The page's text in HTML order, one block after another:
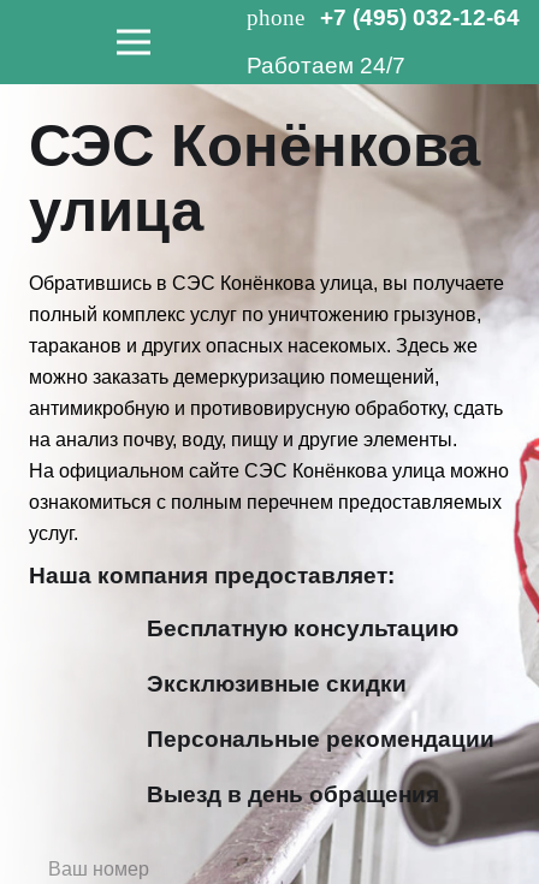
phone
+7 (495) 032-12-64
Работаем 24/7
СЭС Конёнкова
улица
Обратившись в СЭС Конёнкова улица, вы получаете
полный комплекс услуг по уничтожению грызунов,
тараканов и других опасных насекомых. Здесь же
можно заказать демеркуризацию помещений,
антимикробную и противовирусную обработку, сдать
на анализ почву, воду, пищу и другие элементы.
На официальном сайте СЭС Конёнкова улица можно
ознакомиться с полным перечнем предоставляемых
услуг.
Наша компания предоставляет:
Бесплатную консультацию
Эксклюзивные скидки
Персональные рекомендации
Выезд в день обращения